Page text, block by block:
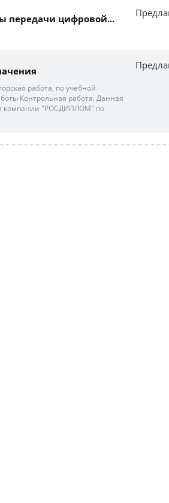
передачи цифровой...
работа, по учебной
Контрольная работа. Данная
компании "РОСДИПЛОМ" по